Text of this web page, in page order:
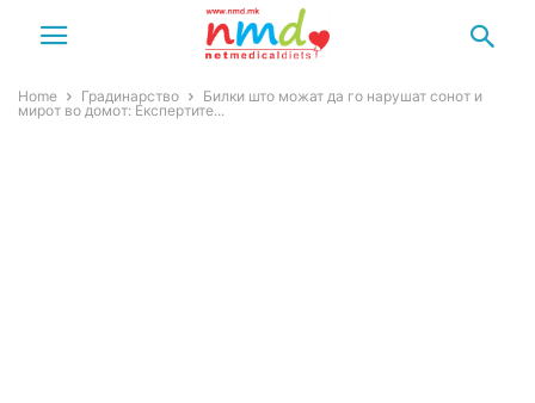
Home Градинарство
Билки што можат да го нарушат сонот и
мирот во домот: Експертите...